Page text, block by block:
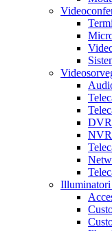
DVR
NVR
Illuminatori